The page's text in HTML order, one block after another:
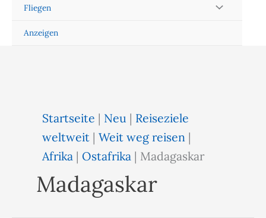
Fliegen
Anzeigen
Startseite | Neu | Reiseziele
weltweit |Weit weg reisen |
Afrika | Ostafrika | Madagaskar
Madagaskar